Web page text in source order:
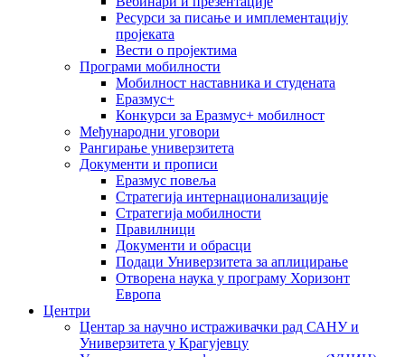
Ресурси за писање и имплементацију
пројеката
Вести о пројектима
Програми мобилности
Мобилност наставника и студената
Еразмус+
Конкурси за Еразмус+ мобилност
Међународни уговори
Рангирање универзитета
Документи и прописи
Еразмус повеља
Стратегија интернационализације
Стратегија мобилности
Правилници
Документи и обрасци
Подаци Универзитета за аплицирање
Отворена наука у програму Хоризонт
Европа
Центри
Центар за научно истраживачки рад САНУ и
Универзитета у Крагујевцу